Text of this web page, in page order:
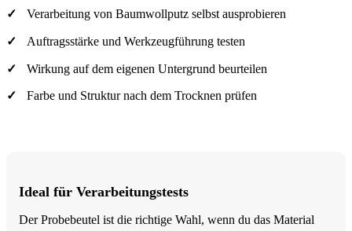
Verarbeitung von Baumwollputz selbst ausprobieren
Auftragsstärke und Werkzeugführung testen
Wirkung auf dem eigenen Untergrund beurteilen
Farbe und Struktur nach dem Trocknen prüfen
Ideal für Verarbeitungstests
Der Probebeutel ist die richtige Wahl, wenn du das Material